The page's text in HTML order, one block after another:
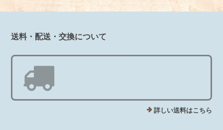
送料・配送・交換について
詳しい送料はこちら